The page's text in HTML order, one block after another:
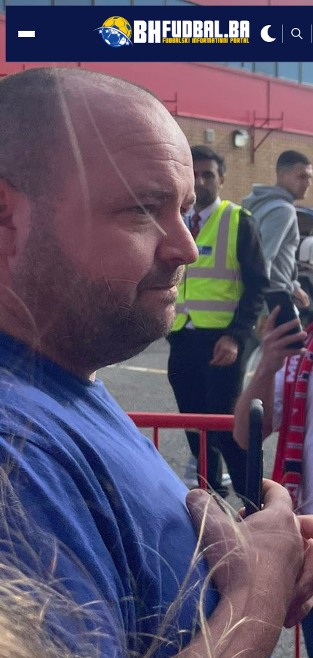
PREMINULA LEGENDA
Tuga u Engleskoj: Preminula legenda
Manchester Uniteda!
Autor:
BHFudbal.ba
16:08, 21.10.2023